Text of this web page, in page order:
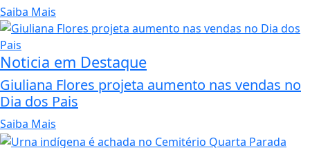
Saiba Mais
Noticia em Destaque
Giuliana Flores projeta aumento nas vendas no
Dia dos Pais
Saiba Mais